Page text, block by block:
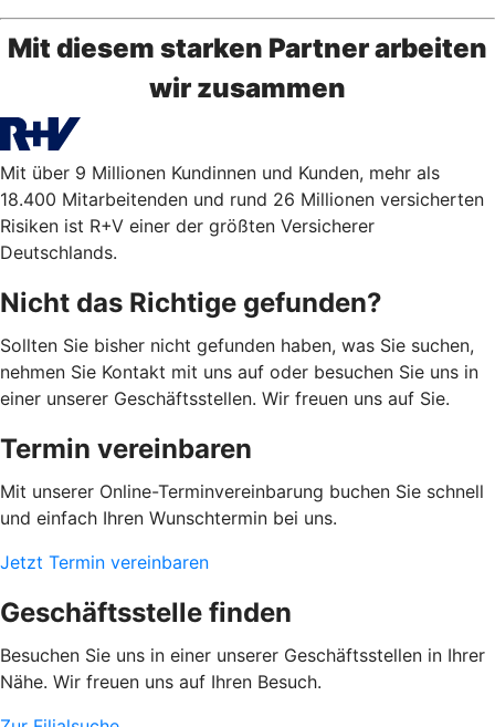
Mit diesem starken Partner arbeiten
wir zusammen
Mit über 9 Millionen Kundinnen und Kunden, mehr als
18.400 Mitarbeitenden und rund 26 Millionen versicherten
Risiken ist R+V einer der größten Versicherer
Deutschlands.
Nicht das Richtige gefunden?
Sollten Sie bisher nicht gefunden haben, was Sie suchen,
nehmen Sie Kontakt mit uns auf oder besuchen Sie uns in
einer unserer Geschäftsstellen. Wir freuen uns auf Sie.
Termin vereinbaren
Mit unserer Online-Terminvereinbarung buchen Sie schnell
und einfach Ihren Wunschtermin bei uns.
Jetzt Termin vereinbaren
Geschäftsstelle finden
Besuchen Sie uns in einer unserer Geschäftsstellen in Ihrer
Nähe. Wir freuen uns auf Ihren Besuch.